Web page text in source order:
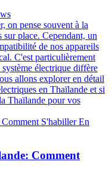
on pense souvent à la
place. Cependant, un
de nos appareils
C'est particulièrement
électrique diffère
allons explorer en détail
en Thaïlande et si
Thaïlande pour vos
Comment